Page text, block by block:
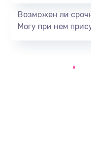
Возможен ли
Могу при нем